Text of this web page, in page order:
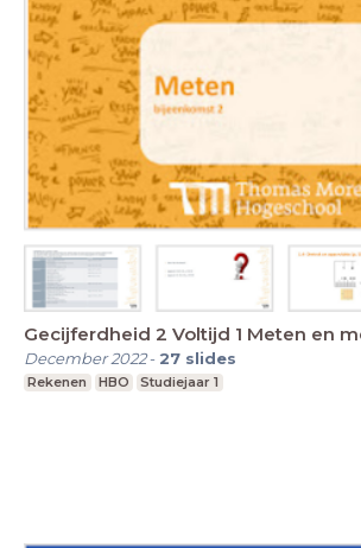
Gecijferdheid 2 Voltijd 1 Meten en
December 2022- 27 slides
Rekenen HBO Studiejaar 1